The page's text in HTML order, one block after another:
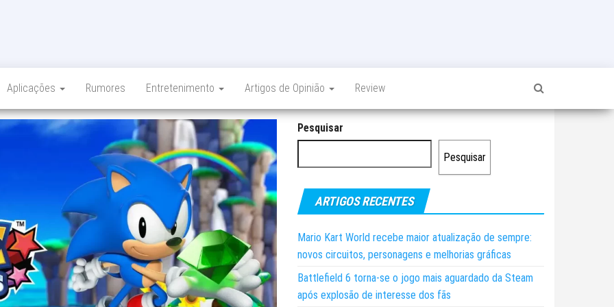
Aplicações Rumores Entretenimento Artigos de Opinião Review
Pesquisar
Pesquisar
ARTIGOS RECENTES
Mario Kart World recebe maior atualização de sempre:
novos circuitos, personagens e melhorias gráficas
Battlefield 6 torna-se o jogo mais aguardado da Steam
após explosão de interesse dos fãs